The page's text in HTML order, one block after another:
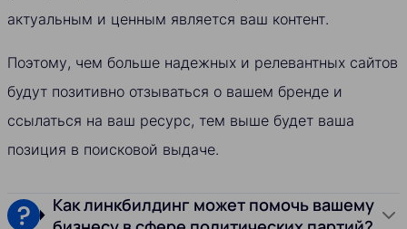
актуальным и ценным является ваш контент.
Поэтому, чем больше надежных и релевантных сайтов
будут позитивно отзываться о вашем бренде и
ссылаться на ваш ресурс, тем выше будет ваша
позиция в поисковой выдаче.
Как линкбилдинг может помочь вашему